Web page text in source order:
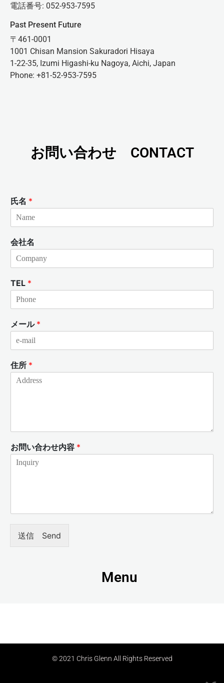
電話番号: 052-953-7595
Past Present Future
〒461-0001
1001 Chisan Mansion Sakuradori Hisaya
1-22-35, Izumi Higashi-ku Nagoya, Aichi, Japan
Phone: +81-52-953-7595
お問い合わせ CONTACT
氏名 *
会社名
TEL *
メール *
住所 *
お問い合わせ内容 *
送信 Send
Menu
© 2021 Chris Glenn All Rights Reserved